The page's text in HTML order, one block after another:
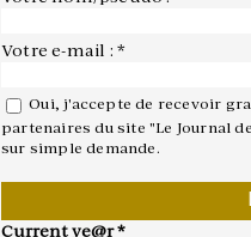
Votre e-mail : *
Oui, j'accepte de recevoir
partenaires du site "Le Journal
sur simple demande.
Current ye@r*